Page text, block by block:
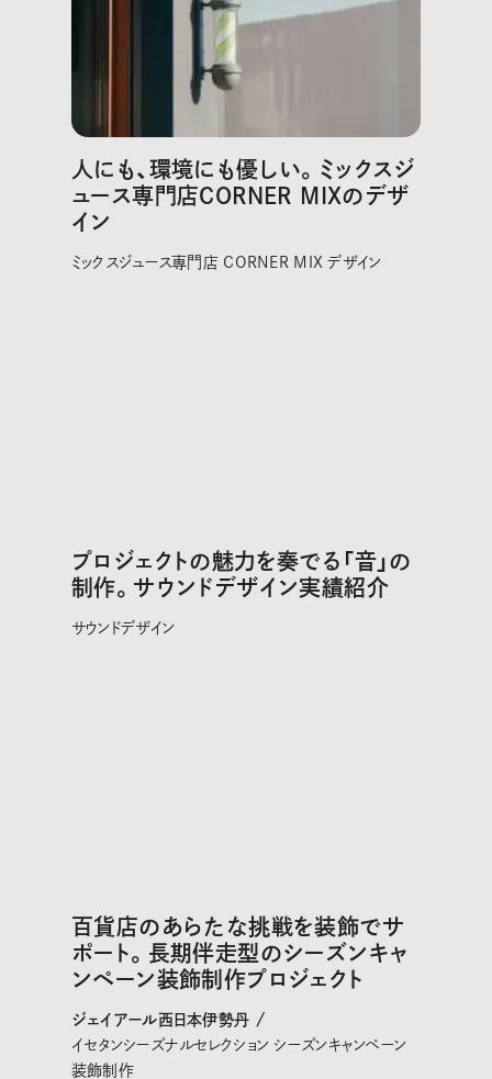
人にも、環境にも優しい。ミックスジ
ュース専門店CORNER MIXのデザ
イン
ミックスジュース専門店 CORNER MIX デザイン
プロジェクトの魅力を奏でる「音」の
制作。サウンドデザイン実績紹介
サウンドデザイン
百貨店のあらたな挑戦を装飾でサ
ポート。長期伴走型のシーズンキャ
ンペーン装飾制作プロジェクト
ジェイアール西日本伊勢丹 /
イセタンシーズナルセレクション シーズンキャンペーン
装飾制作